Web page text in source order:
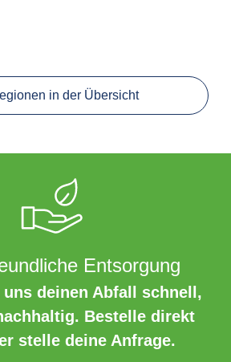
in der Übersicht
Entsorgung
deinen Abfall schnell,
Bestelle direkt
stelle deine Anfrage.